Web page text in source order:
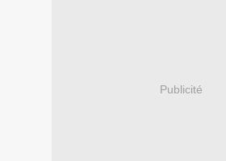
Publicité